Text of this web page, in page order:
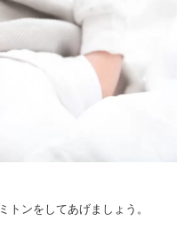
トンをしてあげましょう。